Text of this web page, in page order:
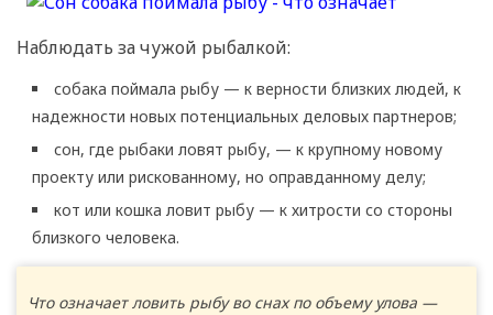
Наблюдать за чужой рыбалкой:
собака поймала рыбу — к верности близких людей, к
надежности новых потенциальных деловых партнеров;
сон, где рыбаки ловят рыбу, — к крупному новому
проекту или рискованному, но оправданному делу;
кот или кошка ловит рыбу — к хитрости со стороны
близкого человека.
Что означает ловить рыбу во снах по объему улова —